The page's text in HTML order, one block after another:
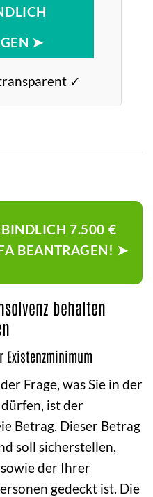
➤
✓
7.500 €
BEANTRAGEN! ➤
behalten
Existenzminimum
Frage, was Sie in der
ist der
Betrag. Dieser Betrag
soll sicherstellen,
der Ihrer
gedeckt ist. Die